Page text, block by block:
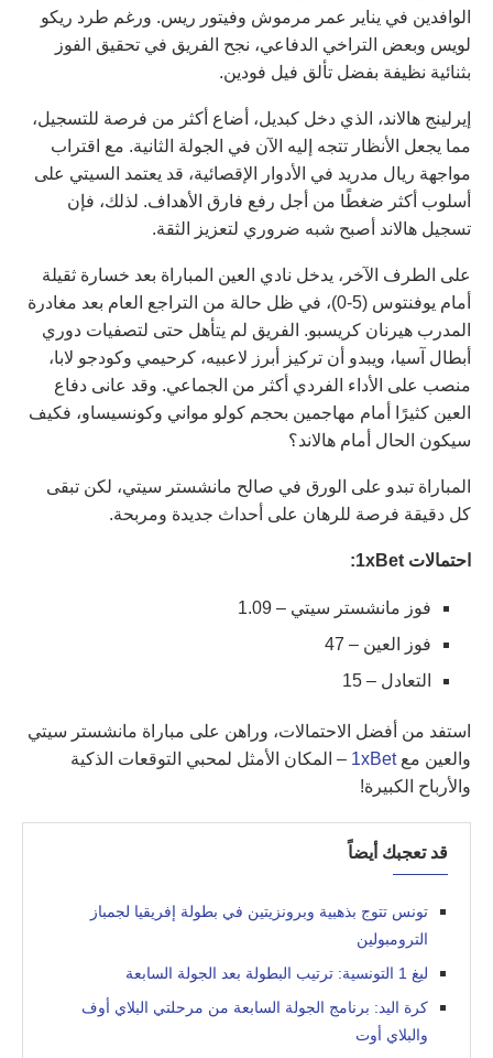
الوافدين في يناير عمر مرموش وفيتور ريس. ورغم طرد ريكو
لويس وبعض التراخي الدفاعي، نجح الفريق في تحقيق الفوز
بثنائية نظيفة بفضل تألق فيل فودين.
إيرلينج هالاند، الذي دخل كبديل، أضاع أكثر من فرصة للتسجيل،
مما يجعل الأنظار تتجه إليه الآن في الجولة الثانية. مع اقتراب
مواجهة ريال مدريد في الأدوار الإقصائية، قد يعتمد السيتي على
أسلوب أكثر ضغطًا من أجل رفع فارق الأهداف. لذلك، فإن
تسجيل هالاند أصبح شبه ضروري لتعزيز الثقة.
على الطرف الآخر، يدخل نادي العين المباراة بعد خسارة ثقيلة
أمام يوفنتوس (5-0)، في ظل حالة من التراجع العام بعد مغادرة
المدرب هيرنان كريسبو. الفريق لم يتأهل حتى لتصفيات دوري
أبطال آسيا، ويبدو أن تركيز أبرز لاعبيه، كرحيمي وكودجو لابا،
منصب على الأداء الفردي أكثر من الجماعي. وقد عانى دفاع
العين كثيرًا أمام مهاجمين بحجم كولو مواني وكونسيساو، فكيف
سيكون الحال أمام هالاند؟
المباراة تبدو على الورق في صالح مانشستر سيتي، لكن تبقى
كل دقيقة فرصة للرهان على أحداث جديدة ومربحة.
احتمالات 1xBet:
فوز مانشستر سيتي – 1.09
فوز العين – 47
التعادل – 15
استفد من أفضل الاحتمالات، وراهن على مباراة مانشستر سيتي
والعين مع1xBet – المكان الأمثل لمحبي التوقعات الذكية
والأرباح الكبيرة!
قد تعجبك أيضاً
تونس تتوج بذهبية وبرونزيتين في بطولة إفريقيا لجمباز
الترومبولين
ليغ 1 التونسية: ترتيب البطولة بعد الجولة السابعة
كرة اليد: برنامج الجولة السابعة من مرحلتي البلاي أوف
والبلاي أوت